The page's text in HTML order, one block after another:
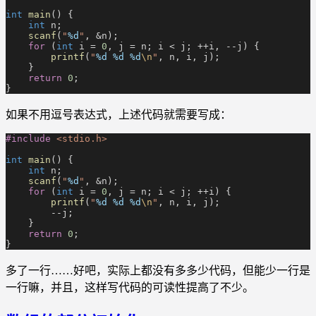
int main () {
    int
n;
    scanf
( "%d " , &n);
    for
( int i = 0 , j = n; i < j; ++i, --j) {
        printf
( "%d %d %d\n " , n, i, j);
    }
    return
0 ;
}
如果不用逗号表达式，上述代码就需要写成：
#include <stdio.h>
int main () {
    int
n;
    scanf
( "%d " , &n);
    for
( int i = 0 , j = n; i < j; ++i) {
        printf
( "%d %d %d\n " , n, i, j);
        --j;
    }
    return
0 ;
}
多了一行……好吧，实际上都没有多多少代码，但能少一行是
一行嘛，并且，这样写代码的可读性提高了不少。